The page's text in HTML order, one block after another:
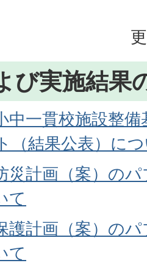
び実施結果
中一貫校施設整
（結果公表）に
災計画（案）の
て
護計画（案）の
て